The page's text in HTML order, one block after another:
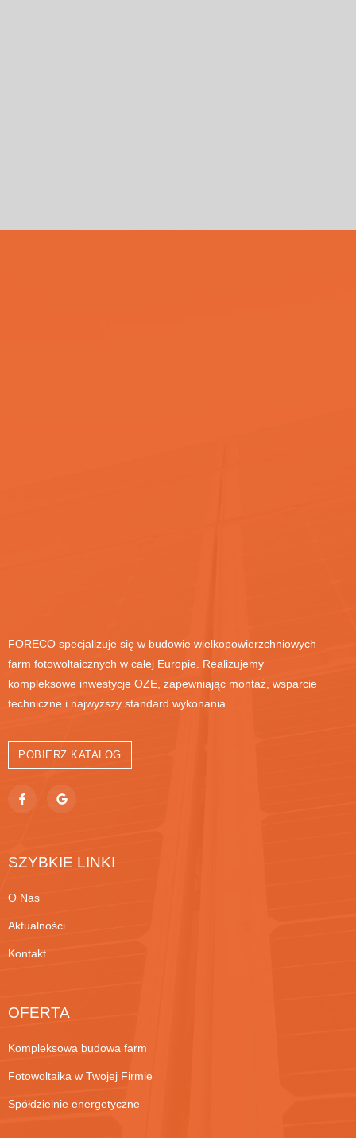
FORECO specjalizuje się w budowie wielkopowierzchniowych
farm fotowoltaicznych w całej Europie. Realizujemy
kompleksowe inwestycje OZE, zapewniając montaż, wsparcie
techniczne i najwyższy standard wykonania.
POBIERZ KATALOG
SZYBKIE LINKI
O Nas
Aktualności
Kontakt
OFERTA
Kompleksowa budowa farm
Fotowoltaika w Twojej Firmie
Spółdzielnie energetyczne